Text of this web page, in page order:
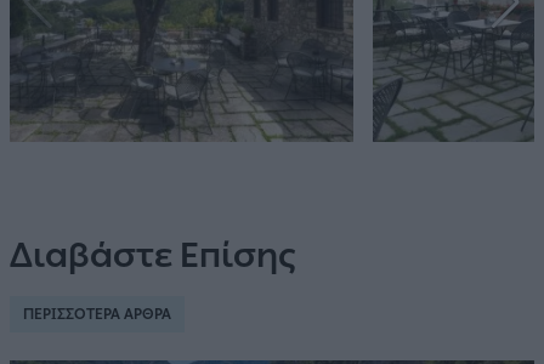
Διαβάστε Επίσης
ΠΕΡΙΣΣΟΤΕΡΑ ΑΡΘΡΑ